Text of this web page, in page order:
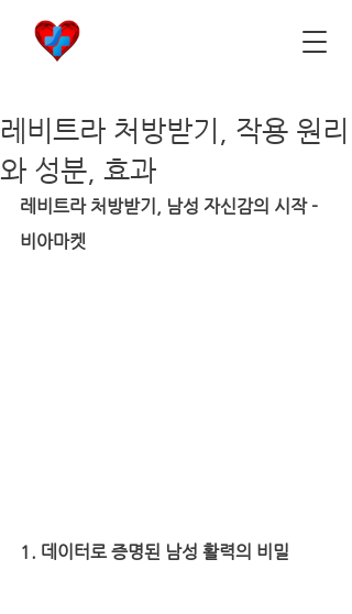
레비트라 처방받기, 작용 원리
와 성분, 효과
레비트라 처방받기, 남성 자신감의 시작 -
비아마켓
1. 데이터로 증명된 남성 활력의 비밀